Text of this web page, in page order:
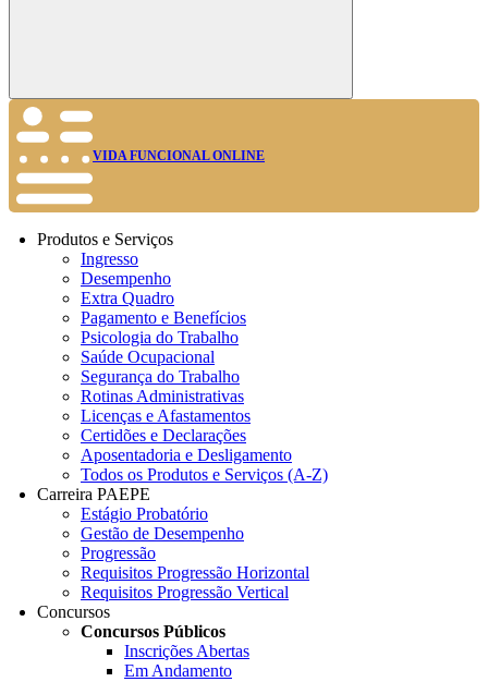
Buscar
VIDA FUNCIONAL ONLINE
Produtos e Serviços
Ingresso
Desempenho
Extra Quadro
Pagamento e Benefícios
Psicologia do Trabalho
Saúde Ocupacional
Segurança do Trabalho
Rotinas Administrativas
Licenças e Afastamentos
Certidões e Declarações
Aposentadoria e Desligamento
Todos os Produtos e Serviços (A-Z)
Carreira PAEPE
Estágio Probatório
Gestão de Desempenho
Progressão
Requisitos Progressão Horizontal
Requisitos Progressão Vertical
Concursos
Concursos Públicos
Inscrições Abertas
Em Andamento